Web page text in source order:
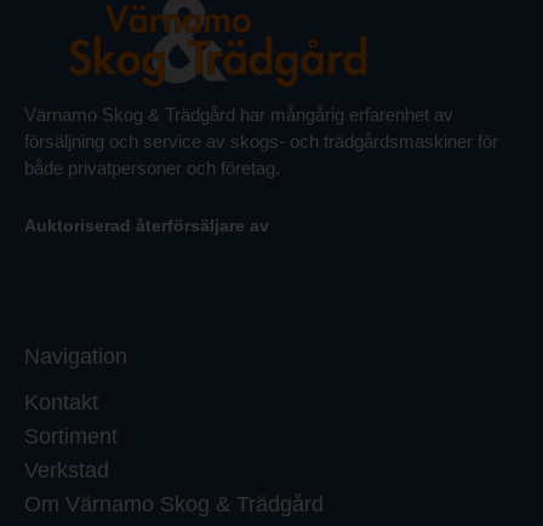
Värnamo Skog & Trädgård har mångårig erfarenhet av
försäljning och service av skogs- och trädgårdsmaskiner för
både privatpersoner och företag.
Auktoriserad återförsäljare av
Navigation
Kontakt
Sortiment
Verkstad
Om Värnamo Skog & Trädgård